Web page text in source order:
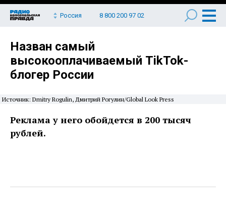
Россия 8 800 200 97 02
Назван самый
высокооплачиваемый TikTok-
блогер России
Источник: Dmitry Rogulin, Дмитрий Рогулин/Global Look Press
Реклама у него обойдется в 200 тысяч
рублей.